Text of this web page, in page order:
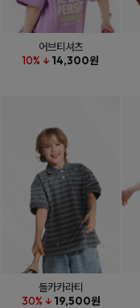
어브티셔츠
10% ↓ 14,300원
돌카카라티
30% ↓ 19,500원